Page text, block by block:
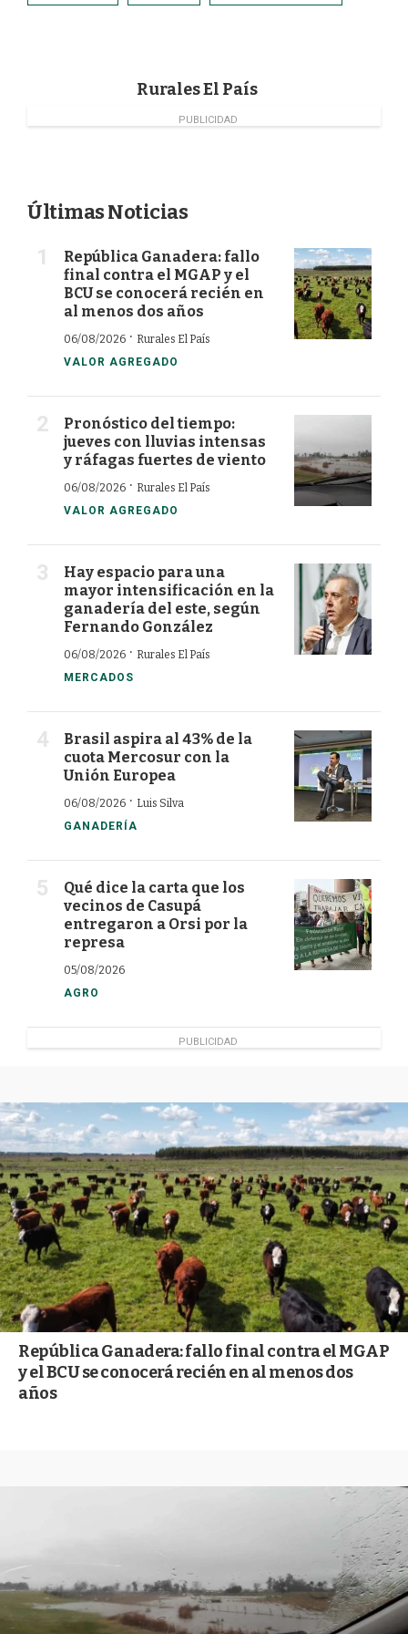
b
e
t
Rurales El País
PUBLICIDAD
Últimas Noticias
República Ganadera: fallo
final contra el MGAP y el
BCU se conocerá recién en
al menos dos años
06/08/2026 · Rurales El País
VALOR AGREGADO
Pronóstico del tiempo:
jueves con lluvias intensas
y ráfagas fuertes de viento
06/08/2026 · Rurales El País
VALOR AGREGADO
Hay espacio para una
mayor intensificación en la
ganadería del este, según
Fernando González
06/08/2026 · Rurales El País
MERCADOS
Brasil aspira al 43% de la
cuota Mercosur con la
Unión Europea
06/08/2026 · Luis Silva
GANADERÍA
Qué dice la carta que los
vecinos de Casupá
entregaron a Orsi por la
represa
05/08/2026
AGRO
PUBLICIDAD
República Ganadera: fallo final contra el MGAP
y el BCU se conocerá recién en al menos dos
años